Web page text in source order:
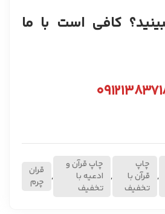
کافی است با ما
,
چاپ
قرآن با
تخفیف
,
چاپ قرآن و
ادعیه با
تخفیف
, قران
چرم